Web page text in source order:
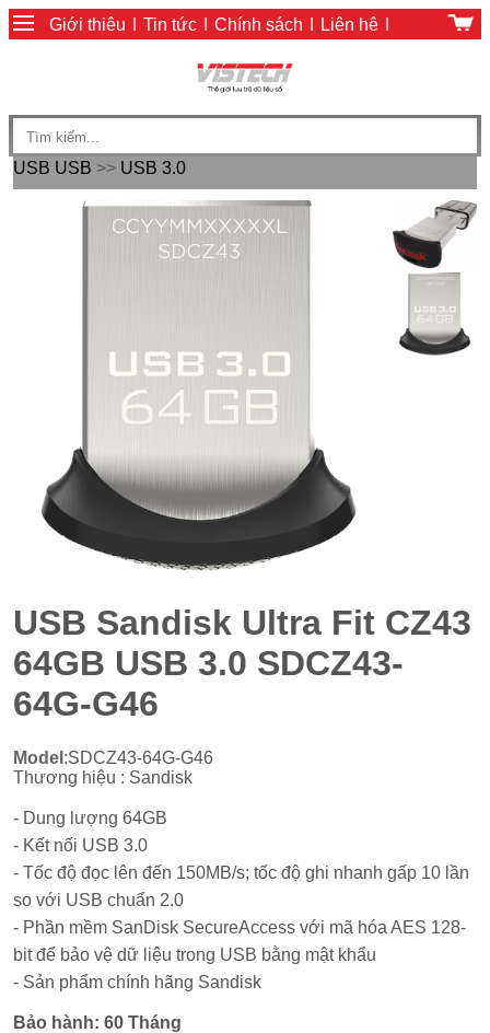
Giới thiệu Tin tức Chính sách Liên hệ
Giỏ hàng|Chính sách thanh toán
USB USB >> USB 3.0
USB Sandisk Ultra Fit CZ43
64GB USB 3.0 SDCZ43-
64G-G46
Model :SDCZ43-64G-G46
Thương hiệu : Sandisk
- Dung lượng 64GB
- Kết nối USB 3.0
- Tốc độ đọc lên đến 150MB/s; tốc độ ghi nhanh gấp 10 lần
so với USB chuẩn 2.0
- Phần mềm SanDisk SecureAccess với mã hóa AES 128-
bit để bảo vệ dữ liệu trong USB bằng mật khẩu
- Sản phẩm chính hãng Sandisk
Bảo hành:60 Tháng